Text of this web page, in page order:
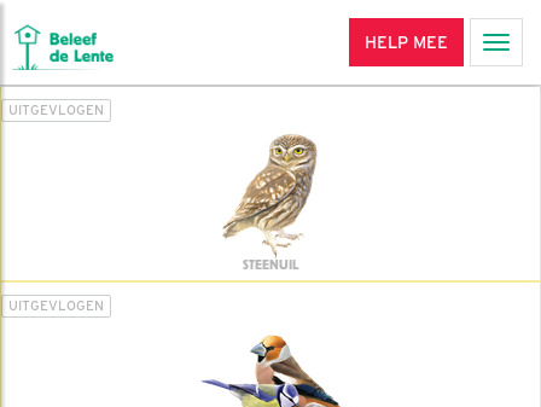
HELP MEE
UITGEVLOGEN
STEENUIL
UITGEVLOGEN